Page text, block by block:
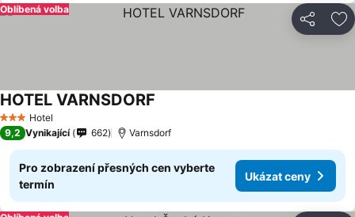
Sdílet
Oblíbená volba
3 Počet hvězdiček
Hotel
HOTEL VARNSDORF
9,2 Vynikající 662 Varnsdorf
Pro zobrazení přesných cen vyberte
termín
Ukázat ceny